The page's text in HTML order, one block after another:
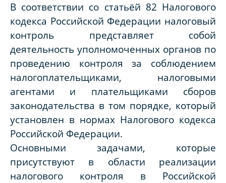
В соответствии со статьёй 82 Налогового
кодекса Российской Федерации налоговый
контроль представляет собой
деятельность уполномоченных органов по
проведению контроля за соблюдением
налогоплательщиками, налоговыми
агентами и плательщиками сборов
законодательства в том порядке, который
установлен в нормах Налогового кодекса
Российской Федерации.
Основными задачами, которые
присутствуют в области реализации
налогового контроля в Российской